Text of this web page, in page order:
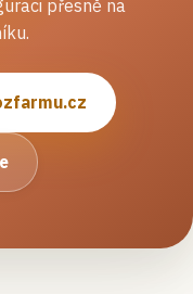
přesně na